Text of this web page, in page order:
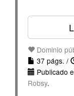
Dominio
37 págs. /
Publicado
Robsy.